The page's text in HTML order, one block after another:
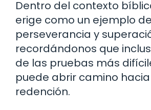
Dentro del contexto
erige como un ejemplo de
perseverancia y
recordándonos que
de las pruebas más
puede abrir camino
redención.